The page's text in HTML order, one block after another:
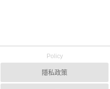
Policy
隱私政策